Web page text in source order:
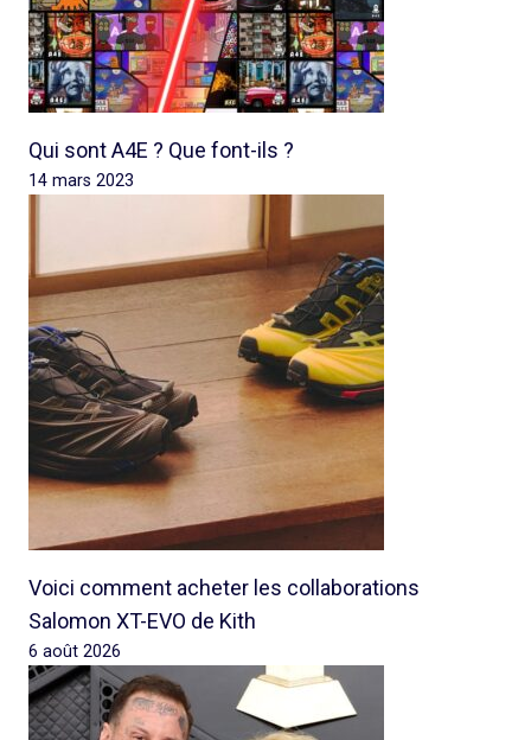
Qui sont A4E ? Que font-ils ?
14 mars 2023
Voici comment acheter les collaborations
Salomon XT-EVO de Kith
6 août 2026